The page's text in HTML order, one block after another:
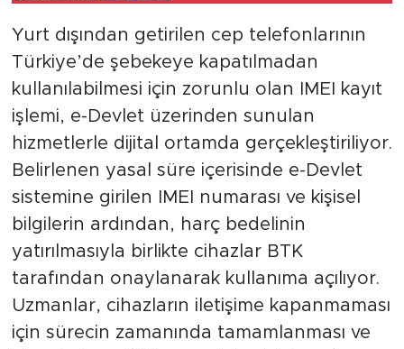
Yurt dışından getirilen cep telefonlarının
Türkiye’de şebekeye kapatılmadan
kullanılabilmesi için zorunlu olan IMEI kayıt
işlemi, e-Devlet üzerinden sunulan
hizmetlerle dijital ortamda gerçekleştiriliyor.
Belirlenen yasal süre içerisinde e-Devlet
sistemine girilen IMEI numarası ve kişisel
bilgilerin ardından, harç bedelinin
yatırılmasıyla birlikte cihazlar BTK
tarafından onaylanarak kullanıma açılıyor.
Uzmanlar, cihazların iletişime kapanmaması
için sürecin zamanında tamamlanması ve